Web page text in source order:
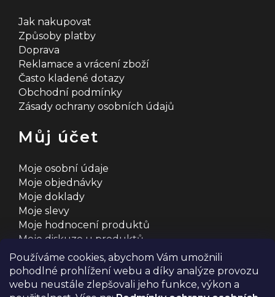
Používáme cookies, abychom Vám umožnili
pohodlné prohlížení webu a díky analýze provozu
webu neustále zlepšovali jeho funkce, výkon a
Jak nakupovat
Způsoby platby
Doprava
Reklamace a vrácení zboží
Často kladené dotazy
Obchodní podmínky
Zásady ochrany osobních údajů
Můj účet
Moje osobní údaje
Moje objednávky
Moje doklady
Moje slevy
Moje hodnocení produktů
Moje diskuze u produktů